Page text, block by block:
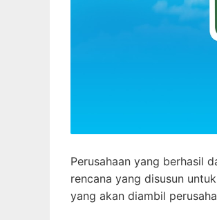
Perusahaan yang berhasil
rencana yang disusun
yang akan diambil